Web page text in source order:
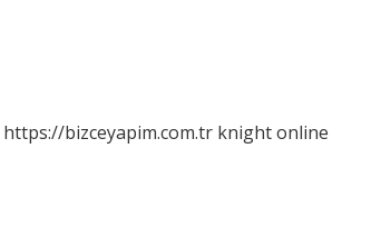
https://bizceyapim.com.tr knight online